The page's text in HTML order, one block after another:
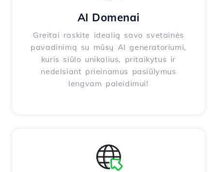
AI Domenai
Greitai raskite idealią savo svetainės
pavadinimą su mūsų AI generatoriumi,
kuris siūlo unikalius, pritaikytus ir
nedelsiant prieinamus pasiūlymus
lengvam paleidimui!